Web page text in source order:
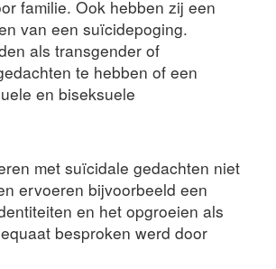
familie. Ook hebben zij een
van een suïcidepoging.
als transgender of
te hebben of een
en biseksuele
met suïcidale gedachten niet
ervoeren bijvoorbeeld een
en het opgroeien als
besproken werd door